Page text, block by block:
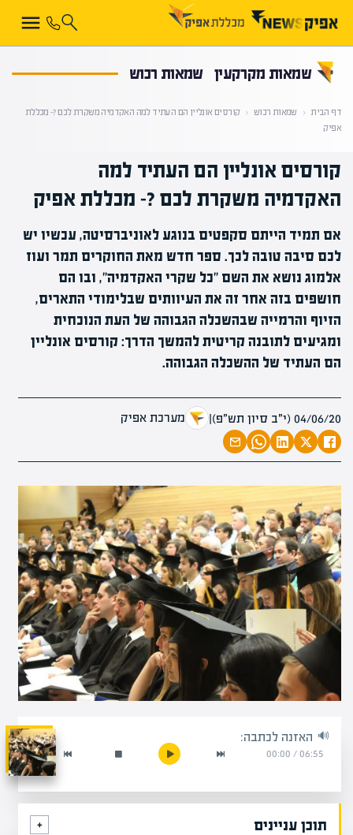
שמאות מקרקעין שמאות רכוש
דף הבית ‹ שמאות רכוש ‹ קורסים אונליין הם העתיד למה האקדמיה משקרת לכם ?- מכללת
אפיק
קורסים אונליין הם העתיד למה
האקדמיה משקרת לכם ?- מכללת אפיק
אם תמיד הייתם סקפטים בנוגע לאוניברסיטה, עכשיו יש
לכם סיבה טובה לכך. ספר חדש מאת החוקרים תמר ועוז
אלמוג נושא את השם "כל שקרי האקדמיה", ובו הם
חושפים בזה אחר זה את העיוותים שבלימודי התארים,
הזיוף והרמייה שבהשכלה הגבוהה של העת הנוכחית
ומגיעים לתובנה קריטית להמשך הדרך: קורסים אונליין
הם העתיד של ההשכלה הגבוהה.
04/06/20 (י״ב סיון תש״פ) | מערכת אפיק
האזנה לכתבה:
06:55
/
00:00
תוכן עניינים